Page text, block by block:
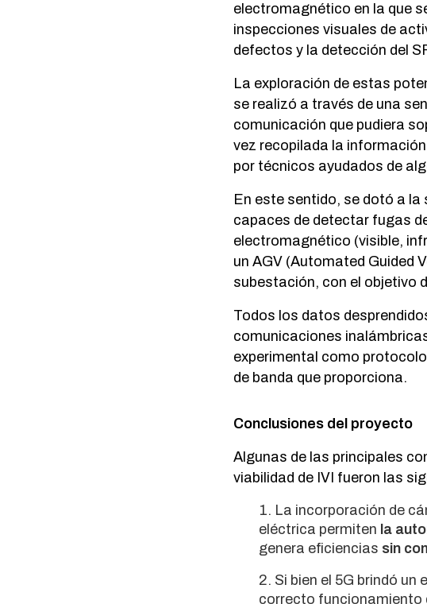
electromagnético en la que
inspecciones visuales de
defectos y la detección del
La exploración de estas
se realizó a través de una
comunicación que pudiera
vez recopilada la
por técnicos ayudados de
En este sentido, se dotó a
capaces de detectar fugas
electromagnético (visible,
un AGV (Automated Guided
subestación, con el objetivo
Todos los datos
comunicaciones
experimental como
de banda que proporciona.
Conclusiones del proyecto
Algunas de las principales
viabilidad de IVI fueron las
La incorporación de
eléctrica permiten la
genera eficiencias sin
Si bien el 5G brindó
correcto funcionamiento